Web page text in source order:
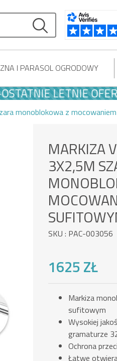
I PARASOL OGRODOWY
LETNIE OFERTY |
monoblokowa z
MARKIZA
3X2,5M
SKU : PAC-003056
1625 ZŁ
Markiza
sufitowym
Wysokiej
gramaturze
Ochrona
Łatwe